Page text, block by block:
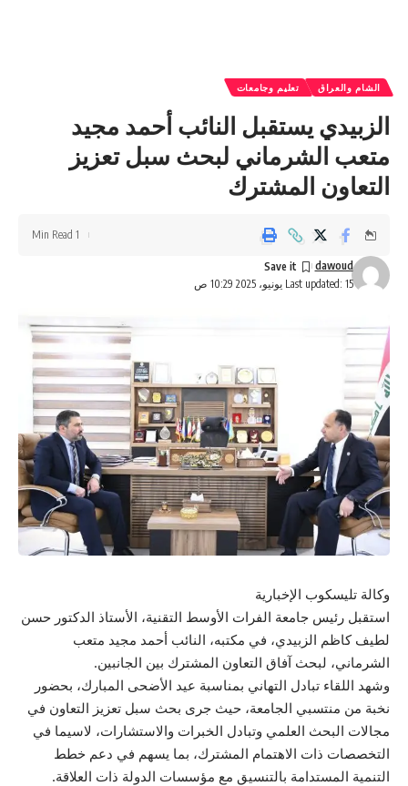
الشام والعراق تعليم وجامعات
الزبيدي يستقبل النائب أحمد مجيد
متعب الشرماني لبحث سبل تعزيز
التعاون المشترك
Last updated: 15 يونيو، 2025 10:29 ص
dawoud
1 Min Read
وكالة تليسكوب الإخبارية
استقبل رئيس جامعة الفرات الأوسط التقنية، الأستاذ الدكتور حسن
لطيف كاظم الزبيدي، في مكتبه، النائب أحمد مجيد متعب
الشرماني، لبحث آفاق التعاون المشترك بين الجانبين.
وشهد اللقاء تبادل التهاني بمناسبة عيد الأضحى المبارك، بحضور
نخبة من منتسبي الجامعة، حيث جرى بحث سبل تعزيز التعاون في
مجالات البحث العلمي وتبادل الخبرات والاستشارات، لاسيما في
التخصصات ذات الاهتمام المشترك، بما يسهم في دعم خطط
التنمية المستدامة بالتنسيق مع مؤسسات الدولة ذات العلاقة.